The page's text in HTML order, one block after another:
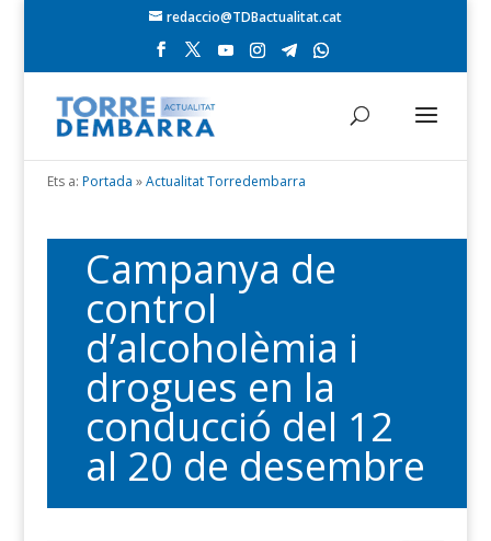
redaccio@TDBactualitat.cat
Ets a: Portada »Actualitat Torredembarra
Campanya de
control
d’alcoholèmia i
drogues en la
conducció del 12
al 20 de desembre